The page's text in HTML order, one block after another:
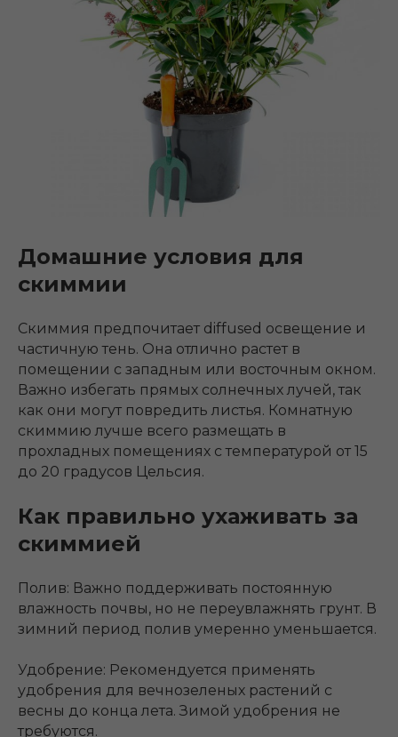
Домашние условия для
скиммии
Скиммия предпочитает diffused освещение и
частичную тень. Она отлично растет в
помещении с западным или восточным окном.
Важно избегать прямых солнечных лучей, так
как они могут повредить листья. Комнатную
скиммию лучше всего размещать в
прохладных помещениях с температурой от 15
до 20 градусов Цельсия.
Как правильно ухаживать за
скиммией
Полив: Важно поддерживать постоянную
влажность почвы, но не переувлажнять грунт. В
зимний период полив умеренно уменьшается.
Удобрение: Рекомендуется применять
удобрения для вечнозеленых растений с
весны до конца лета. Зимой удобрения не
требуются.